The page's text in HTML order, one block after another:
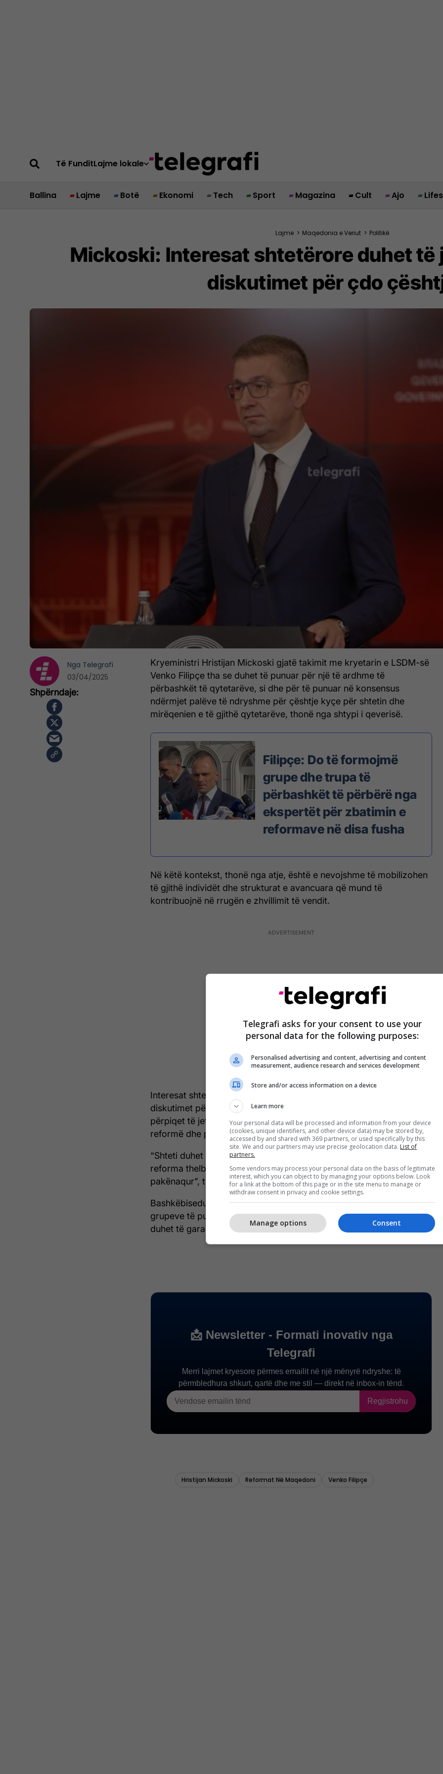
Të FunditLajme lokale
Ballina Lajme Botë Ekonomi Tech Sport Magazina Cult Ajo
Lajme > Maqedonia e Veriut > Politikë
Mickoski: Interesat shtetërore duhet të
diskutimet për çdo
Kryeministri Hristijan Mickoski gjatë takimit me kryetarin e LSDM-së
Venko Filipçe tha se duhet të punuar për një të ardhme të
përbashkët të qytetarëve, si dhe për të punuar në konsensus
ndërmjet palëve të ndryshme për çështje kyçe për shtetin dhe
mirëqenien e të gjithë qytetarëve, thonë nga shtypi i qeverisë.
Filipçe: Do të formojmë
grupe dhe trupa të
përbashkët të përbërë nga
ekspertët për zbatimin e
reformave në disa fusha
Në këtë kontekst, thonë nga atje, është e nevojshme të mobilizohen
të gjithë individët dhe strukturat e avancuara që mund të
kontribuojnë në rrugën e zhvillimit të vendit.
Interesat shtetërore të Maqedonisë duhet të jenë pikënisja në
diskutimet për çdo çështje, ku Mickoski i kërkoi Filipçes që të
përpiqet të jetë faktor konstruktiv në përkushtimin për ndryshim,
reformë dhe përparim.
“Shteti duhet të jetë në shërbim të qytetarëve dhe duhet të ketë
reforma thelbësore të sistemit me të cilat qytetarët janë të
pakënaqur”, theksoi Mickoski në takim.
Bashkëbiseduesit, shtojnë nga atje, ranë dakord për formimin e
grupeve të punës që do të diskutojnë legjislacionin reformues që
duhet të garantojë përpjekjet për progres./Telegrafi/
Nga Telegrafi
03/04/2025
Telegrafi asks for your consent to use your
personal data for the following purposes:
Personalised advertising and content, advertising and content
measurement, audience research and services development
Store and/or access information on a device
Learn more
Your personal data will be processed and information from your device
(cookies, unique identifiers, and other device data) may be stored by,
accessed by and shared with 369 partners, or used specifically by this
site. We and our partners may use precise geolocation data. List of
partners.
Some vendors may process your personal data on the basis of legitimate
interest, which you can object to by managing your options below. Look
for a link at the bottom of this page or in the site menu to manage or
withdraw consent in privacy and cookie settings.
Consent
Manage options